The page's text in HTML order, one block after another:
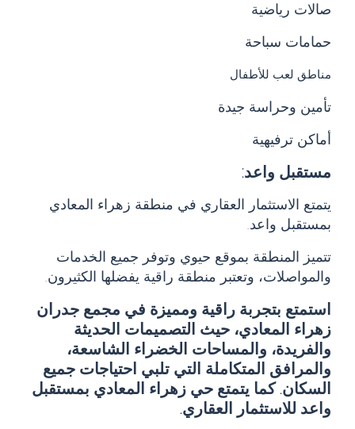
صالات رياضية
حمامات سباحة
مناطق لعب للأطفال
تأمين وحراسة جيدة
أماكن ترفيهية
مستقبل واعد:
يتمتع الاستثمار العقاري في منطقة زهراء المعادي
بمستقبل واعد.
تتميز المنطقة بموقع حيوي وتوفر جميع الخدمات
والمواصلات، وتعتبر منطقة راقية يفضلها الكثيرون.
استمتع بتجربة راقية ومميزة في مجمع جدران
زهراء المعادي، حيث التصميمات الحديثة
والفريدة، والمساحات الخضراء الشاسعة،
والمرافق المتكاملة التي تلبي احتياجات جميع
السكان. كما يتمتع حي زهراء المعادي بمستقبل
واعد للاستثمار العقاري.